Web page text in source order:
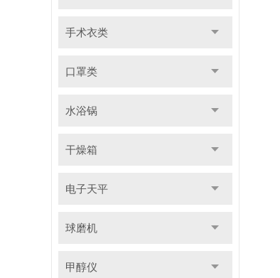
手术衣类
口罩类
水浴锅
干燥箱
电子天平
球磨机
甲醇仪